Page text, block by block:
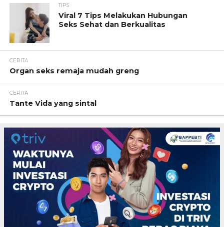
TIPS
Viral 7 Tips Melakukan Hubungan
Seks Sehat dan Berkualitas
CERITA
Organ seks remaja mudah greng
CERITA
Tante Vida yang sintal